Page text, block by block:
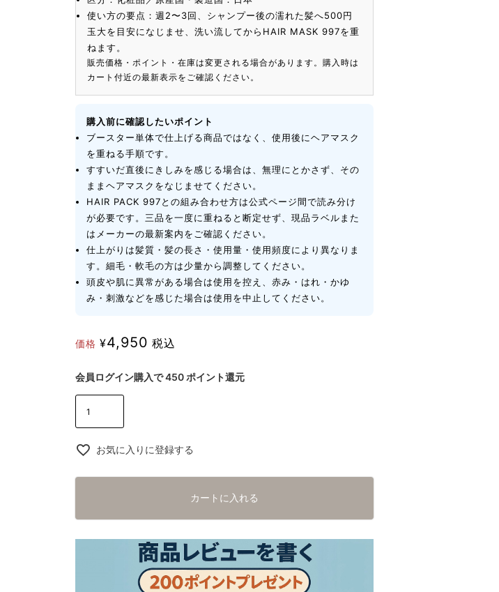
使い方の要点：週2〜3回、シャンプー後の濡れた髪へ500円
玉大を目安になじませ、洗い流してからHAIR MASK 997を重
ねます。
販売価格・ポイント・在庫は変更される場合があります。購入時は
カート付近の最新表示をご確認ください。
購入前に確認したいポイント
ブースター単体で仕上げる商品ではなく、使用後にヘアマスク
を重ねる手順です。
すすいだ直後にきしみを感じる場合は、無理にとかさず、その
ままヘアマスクをなじませてください。
HAIR PACK 997との組み合わせ方は公式ページ間で読み分け
が必要です。三品を一度に重ねると断定せず、現品ラベルまた
はメーカーの最新案内をご確認ください。
仕上がりは髪質・髪の長さ・使用量・使用頻度により異なりま
す。細毛・軟毛の方は少量から調整してください。
頭皮や肌に異常がある場合は使用を控え、赤み・はれ・かゆ
み・刺激などを感じた場合は使用を中止してください。
価格 ¥4,950 税込
会員ログイン購入で450 ポイント還元
お気に入りに登録する
カートに入れる